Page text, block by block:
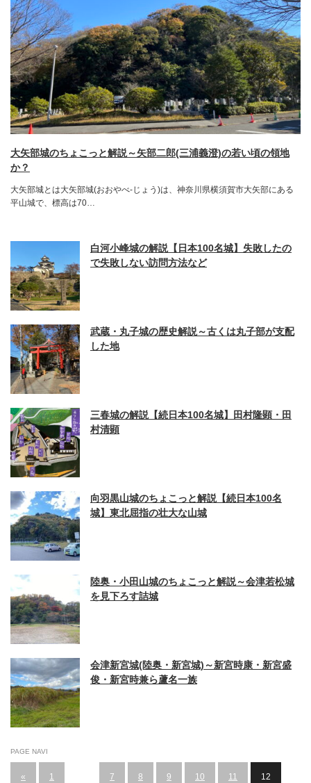
大矢部城のちょこっと解説～矢部二郎(三浦義澄)の若い頃の領地
か？
大矢部城とは大矢部城(おおやべ-じょう)は、神奈川県横須賀市大矢部にある
平山城で、標高は70…
白河小峰城の解説【日本100名城】失敗したの
で失敗しない訪問方法など
武蔵・丸子城の歴史解説～古くは丸子部が支配
した地
三春城の解説【続日本100名城】田村隆顕・田
村清顕
向羽黒山城のちょこっと解説【続日本100名
城】東北屈指の壮大な山城
陸奥・小田山城のちょこっと解説～会津若松城
を見下ろす詰城
会津新宮城(陸奥・新宮城)～新宮時康・新宮盛
俊・新宮時兼ら蘆名一族
PAGE NAVI
« 1 7 8 9 10 11 12